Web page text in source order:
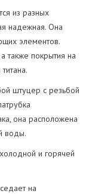
из разных
надежная. Она
элементов.
также покрытия на
штуцер с резьбой
она расположена
воды.
и горячей
на